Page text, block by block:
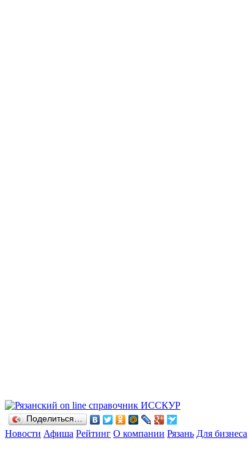
Поделиться…
Новости Афиша Рейтинг О компании Рязань Для бизнеса